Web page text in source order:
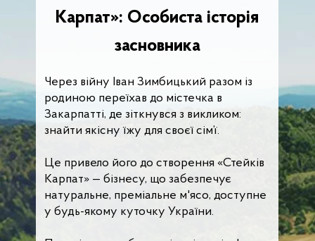
Через війну Іван Зимбицький разом із
родиною переїхав до містечка в
Закарпатті, де зіткнувся з викликом:
знайти якісну їжу для своєї сім’ї.
Це привело його до створення «Стейків
Карпат» — бізнесу, що забезпечує
натуральне, преміальне м'ясо, доступне
у будь-якому куточку України.
Карпат»: Особиста історія
засновника